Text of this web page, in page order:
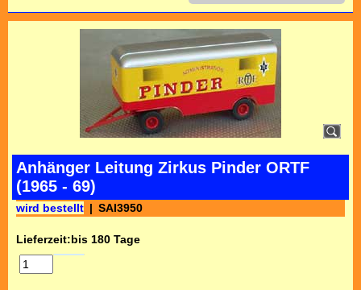
Anhänger Leitung Zirkus Pinder ORTF
(1965 - 69)
wird bestellt SAI3950
Lieferzeit:bis 180 Tage